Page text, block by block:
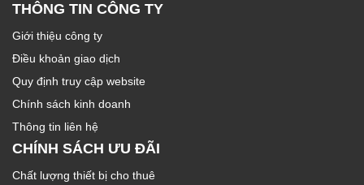
THÔNG TIN CÔNG TY
Giới thiệu công ty
Điều khoản giao dịch
Quy định truy cập website
Chính sách kinh doanh
Thông tin liên hệ
CHÍNH SÁCH ƯU ĐÃI
Chất lượng thiết bị cho thuê